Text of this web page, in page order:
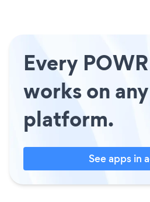
Every
works on any
platform.
See apps in